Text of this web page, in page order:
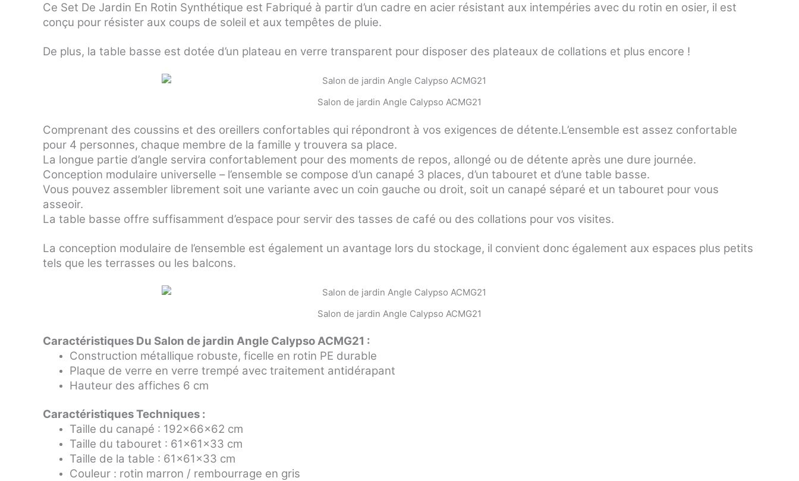
Ce Set De Jardin En Rotin Synthétique est Fabriqué à partir d’un cadre en acier résistant aux intempéries avec du rotin en osier, il est
conçu pour résister aux coups de soleil et aux tempêtes de pluie.
De plus, la table basse est dotée d’un plateau en verre transparent pour disposer des plateaux de collations et plus encore !
Salon de jardin Angle Calypso ACMG21
Comprenant des coussins et des oreillers confortables qui répondront à vos exigences de détente.L’ensemble est assez confortable
pour 4 personnes, chaque membre de la famille y trouvera sa place.
La longue partie d’angle servira confortablement pour des moments de repos, allongé ou de détente après une dure journée.
Conception modulaire universelle – l’ensemble se compose d’un canapé 3 places, d’un tabouret et d’une table basse.
Vous pouvez assembler librement soit une variante avec un coin gauche ou droit, soit un canapé séparé et un tabouret pour vous
asseoir.
La table basse offre suffisamment d’espace pour servir des tasses de café ou des collations pour vos visites.
La conception modulaire de l’ensemble est également un avantage lors du stockage, il convient donc également aux espaces plus petits
tels que les terrasses ou les balcons.
Salon de jardin Angle Calypso ACMG21
Caractéristiques Du Salon de jardin Angle Calypso ACMG21 :
Construction métallique robuste, ficelle en rotin PE durable
Plaque de verre en verre trempé avec traitement antidérapant
Hauteur des affiches 6 cm
Caractéristiques Techniques :
Taille du canapé : 192x66x62 cm
Taille du tabouret : 61x61x33 cm
Taille de la table : 61x61x33 cm
Couleur : rotin marron / rembourrage en gris